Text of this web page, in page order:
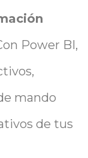
Power BI,
mando
de tus